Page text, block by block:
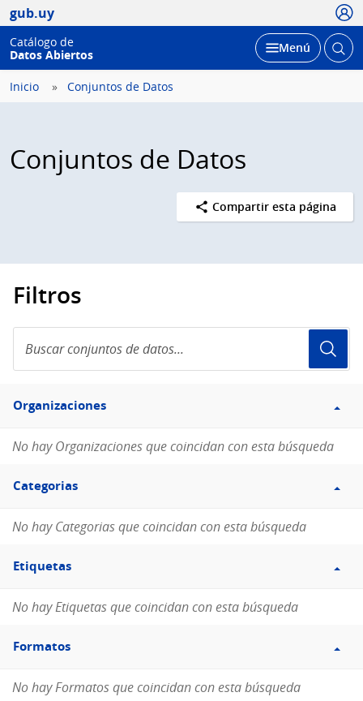
gub.uy
Catálogo de
Datos Abiertos
Desplegar
Menú Abrir
Inicio Conjuntos de Datos
Conjuntos de Datos
Compartir esta página
Filtros
conjuntos
de
Filtro
Organizaciones
Organizaciones
No hay Organizaciones que coincidan con esta búsqueda
Filtro
Categorias
Categorias
No hay Categorias que coincidan con esta búsqueda
Filtro
Etiquetas
Etiquetas
No hay Etiquetas que coincidan con esta búsqueda
Filtro
Formatos
Formatos
No hay Formatos que coincidan con esta búsqueda